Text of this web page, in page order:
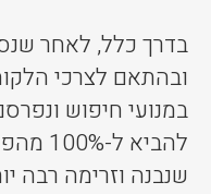
בדרך כלל, לאחר
ובהתאם לצרכי
במנועי חיפוש
שנבנה וזרימה רבה